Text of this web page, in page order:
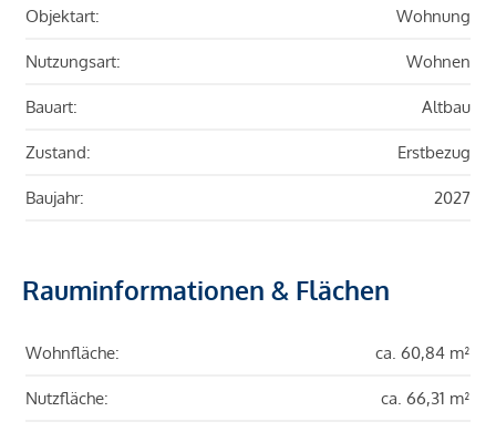
Objektart: Wohnung
Nutzungsart: Wohnen
Bauart: Altbau
Zustand: Erstbezug
Baujahr: 2027
Rauminformationen & Flächen
Wohnfläche: ca. 60,84 m²
Nutzfläche: ca. 66,31 m²